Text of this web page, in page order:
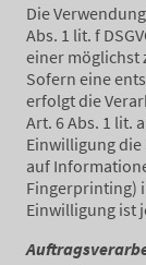
Die
Abs. 1 lit. f
einer möglichst
Sofern eine
erfolgt die
Art. 6 Abs. 1 lit.
Einwilligung
auf
Fingerprinting)
Einwilligung ist